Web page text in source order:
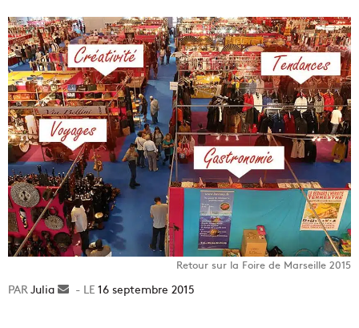
Retour sur la Foire de Marseille 2015
Julia
Envoyer16 septembre 2015